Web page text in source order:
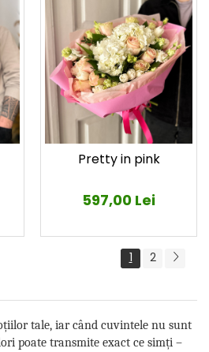
Pretty in pink
597,00 Lei
1 2
tale, iar când cuvintele nu sunt
poate transmite exact ce simți –